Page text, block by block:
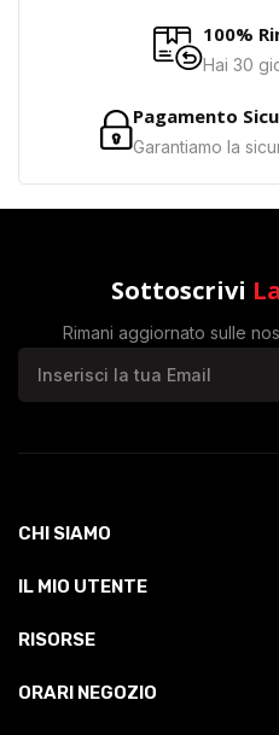
100%
Hai 30
Pagamento
Garantiamo la
Sottoscrivi
Rimani aggiornato sulle
CHI SIAMO
IL MIO UTENTE
RISORSE
ORARI NEGOZIO